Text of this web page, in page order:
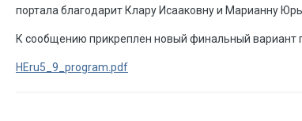
портала благодарит Клару Исааковну и Марианну
К сообщению прикреплен новый финальный вариант
HEru5_9_program.pdf